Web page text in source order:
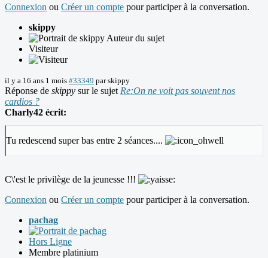
Connexion ou Créer un compte pour participer à la conversation.
skippy
Auteur du sujet
Visiteur
il y a 16 ans 1 mois #33349 parskippy
Réponse de skippy sur le sujet Re:On ne voit pas souvent nos
cardios ?
Charly42 écrit:
Tu redescend super bas entre 2 séances....
C\'est le privilège de la jeunesse !!!
Connexion ou Créer un compte pour participer à la conversation.
pachag
Hors Ligne
Membre platinium